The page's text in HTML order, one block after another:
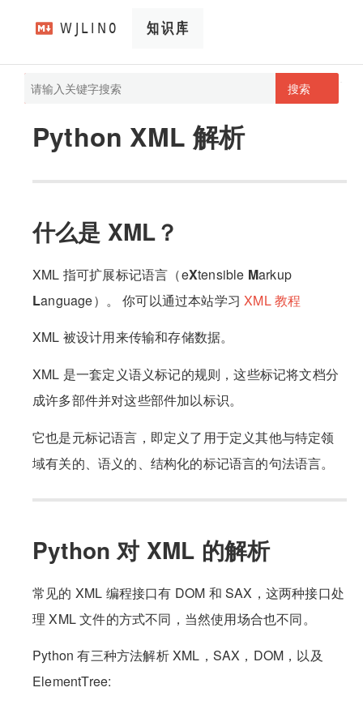
搜索
Python XML 解析
什么是 XML？
XML 指可扩展标记语言（eXtensible Markup
Language）。 你可以通过本站学习XML 教程
XML 被设计用来传输和存储数据。
XML 是一套定义语义标记的规则，这些标记将文档分
成许多部件并对这些部件加以标识。
它也是元标记语言，即定义了用于定义其他与特定领
域有关的、语义的、结构化的标记语言的句法语言。
Python 对 XML 的解析
常见的 XML 编程接口有 DOM 和 SAX，这两种接口处
理 XML 文件的方式不同，当然使用场合也不同。
Python 有三种方法解析 XML，SAX，DOM，以及
ElementTree: